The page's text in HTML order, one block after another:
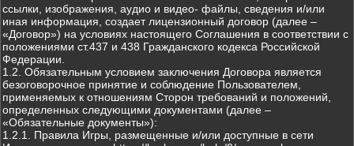
ссылки, изображения, аудио и видео- файлы, сведения и/или
иная информация, создает лицензионный договор (далее –
«Договор») на условиях настоящего Соглашения в соответствии с
положениями ст.437 и 438 Гражданского кодекса Российской
Федерации.
1.2. Обязательным условием заключения Договора является
безоговорочное принятие и соблюдение Пользователем,
применяемых к отношениям Сторон требований и положений,
определенных следующими документами (далее –
«Обязательные документы»):
1.2.1. Правила Игры, размещенные и/или доступные в сети